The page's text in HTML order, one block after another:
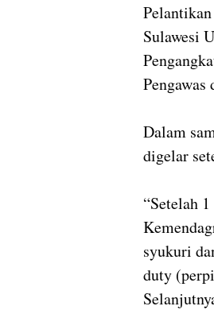
Sulawesi
Dalam
digelar
“Setelah
syukuri
duty